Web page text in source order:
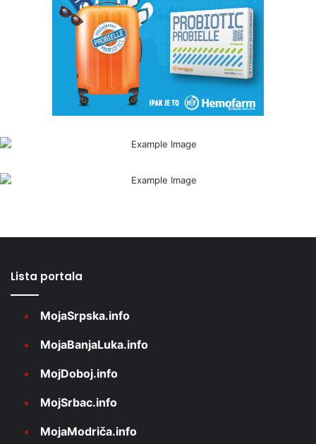
Lista portala
MojaSrpska.info
MojaBanjaLuka.info
MojDoboj.info
MojSrbac.info
MojaModriča.info